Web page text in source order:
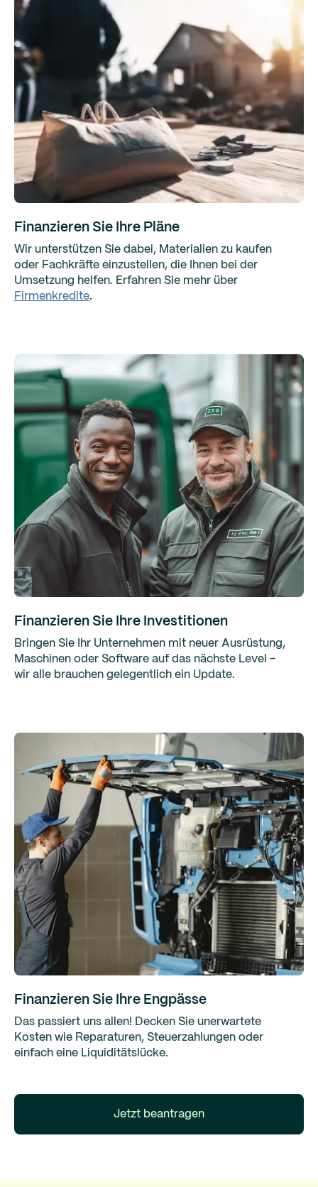
Finanzieren Sie Ihre Pläne
Wir unterstützen Sie dabei, Materialien zu kaufen
oder Fachkräfte einzustellen, die Ihnen bei der
Umsetzung helfen. Erfahren Sie mehr über
Firmenkredite.
Finanzieren Sie Ihre Investitionen
Bringen Sie Ihr Unternehmen mit neuer Ausrüstung,
Maschinen oder Software auf das nächste Level -
wir alle brauchen gelegentlich ein Update.
Finanzieren Sie Ihre Engpässe
Das passiert uns allen! Decken Sie unerwartete
Kosten wie Reparaturen, Steuerzahlungen oder
einfach eine Liquiditätslücke.
Jetzt beantragen